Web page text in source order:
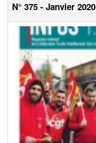
N° 375 - Janvier 2020